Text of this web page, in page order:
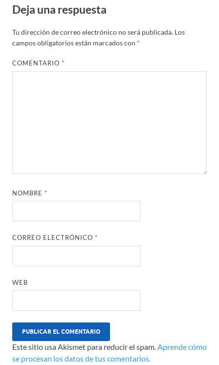
Deja una respuesta
Tu dirección de correo electrónico no será publicada. Los
campos obligatorios están marcados con *
COMENTARIO*
NOMBRE*
CORREO ELECTRÓNICO*
WEB
Este sitio usa Akismet para reducir el spam.Aprende cómo
se procesan los datos de tus comentarios.